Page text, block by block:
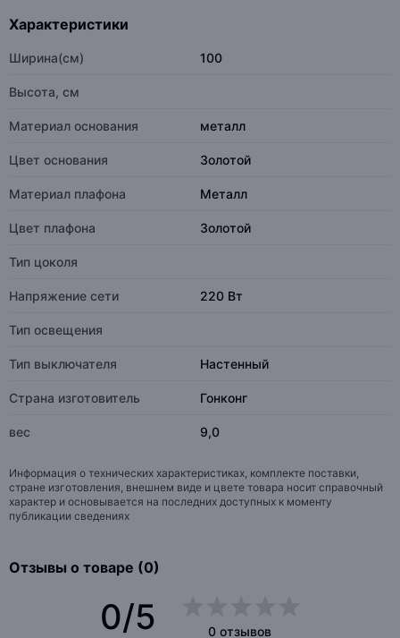
Характеристики
Ширина(см) 100
Высота, см
Материал основания металл
Цвет основания Золотой
Материал плафона Металл
Цвет плафона Золотой
Тип цоколя
Напряжение сети 220 Вт
Тип освещения
Тип выключателя Настенный
Страна изготовитель Гонконг
вес 9,0
Информация о технических характеристиках, комплекте поставки,
стране изготовления, внешнем виде и цвете товара носит справочный
характер и основывается на последних доступных к моменту
публикации сведениях
Отзывы о товаре (0)
0/5 0 отзывов